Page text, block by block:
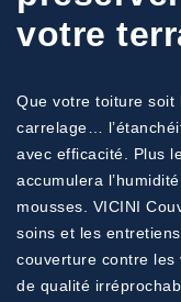
votre
Que votre toiture soit
carrelage…
avec efficacité. Plus
accumulera
mousses. VICINI
soins et les
couverture contre les
de qualité